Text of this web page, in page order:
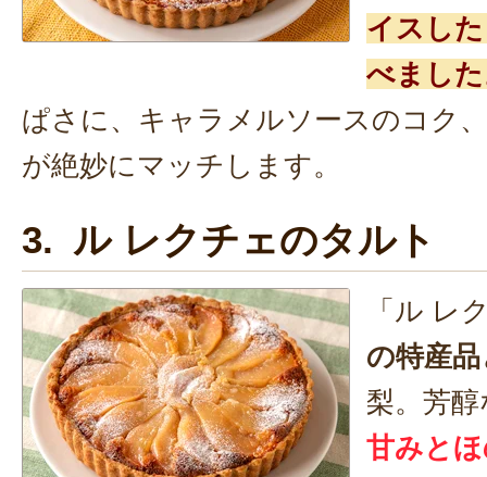
イスし
べまし
ぱさに、キャラメルソースのコク
が絶妙にマッチします。
3. ル レクチェのタルト
「ル レ
の特産品
梨。芳
甘みと